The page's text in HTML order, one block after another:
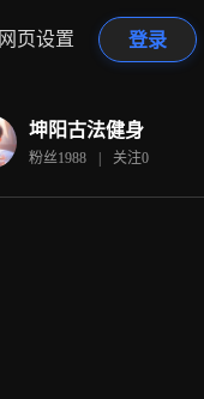
网页设置 登录
坤阳古法健身
粉丝1988 | 关注0